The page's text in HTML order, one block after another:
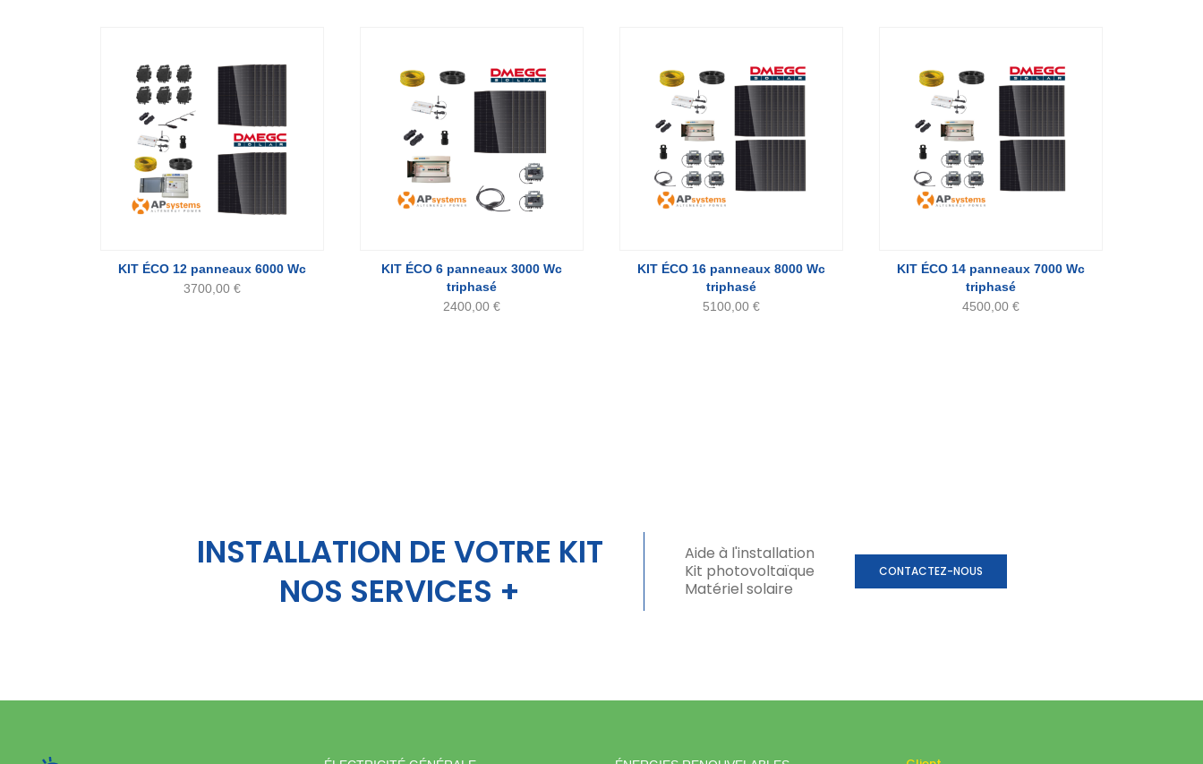
KIT ÉCO 12 panneaux 6000 Wc
3700,00 €
KIT ÉCO 6 panneaux 3000 Wc
triphasé
2400,00 €
KIT ÉCO 16 panneaux 8000 Wc
triphasé
5100,00 €
KIT ÉCO 14 panneaux 7000 Wc
triphasé
4500,00 €
INSTALLATION DE VOTRE KIT
NOS SERVICES +
Aide à l'installation
Kit photovoltaïque
Matériel solaire
CONTACTEZ-NOUS